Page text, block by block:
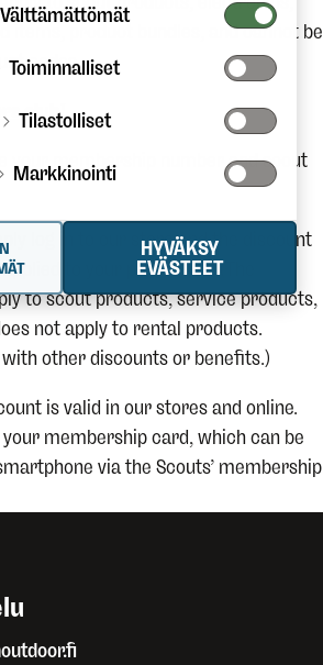
items, product bundles, and cannot be
codes.
club!
your membership number and scout
log in to our store and the discount
to your purchases. (The
to scout products, service products,
not apply to rental products.
other discounts or benefits.)
is valid in our stores and online.
membership card, which can be
via the Scouts’ membership
Välttämättömät
Toiminnalliset
Tilastolliset
Markkinointi
HYVÄKSY
EVÄSTEET